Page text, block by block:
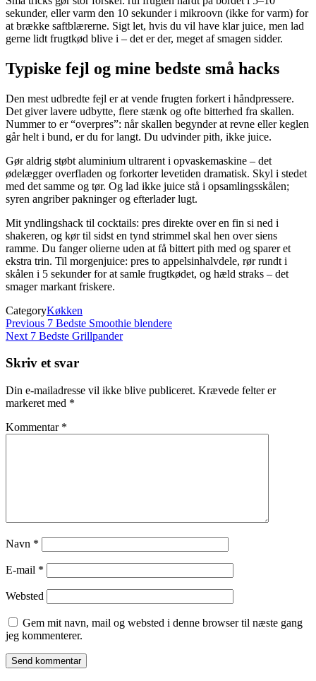
sekunder, eller varm den 10 sekunder i mikroovn (ikke for varm) for
at brække saftblærerne. Sigt let, hvis du vil have klar juice, men lad
gerne lidt frugtkød blive i – det er der, meget af smagen sidder.
Typiske fejl og mine bedste små hacks
Den mest udbredte fejl er at vende frugten forkert i håndpressere.
Det giver lavere udbytte, flere stænk og ofte bitterhed fra skallen.
Nummer to er “overpres”: når skallen begynder at revne eller keglen
går helt i bund, er du for langt. Du udvinder pith, ikke juice.
Gør aldrig støbt aluminium ultrarent i opvaskemaskine – det
ødelægger overfladen og forkorter levetiden dramatisk. Skyl i stedet
med det samme og tør. Og lad ikke juice stå i opsamlingsskålen;
syren angriber pakninger og efterlader lugt.
Mit yndlingshack til cocktails: pres direkte over en fin si ned i
shakeren, og kør til sidst en tynd strimmel skal hen over siens
ramme. Du fanger olierne uden at få bittert pith med og sparer et
ekstra trin. Til morgenjuice: pres to appelsinhalvdele, rør rundt i
skålen i 5 sekunder for at samle frugtkødet, og hæld straks – det
smager markant friskere.
CategoryKøkken
Indlægsnavigation
Previous
Post
Previous 7 Bedste Smoothie blendere
Next
Next 7 Bedste Grillpander
Skriv et svar
Din e-mailadresse vil ikke blive publiceret. Krævede felter er
markeret med *
Kommentar *
Navn *
E-mail *
Websted
Gem mit navn, mail og websted i denne browser til næste gang
jeg kommenterer.